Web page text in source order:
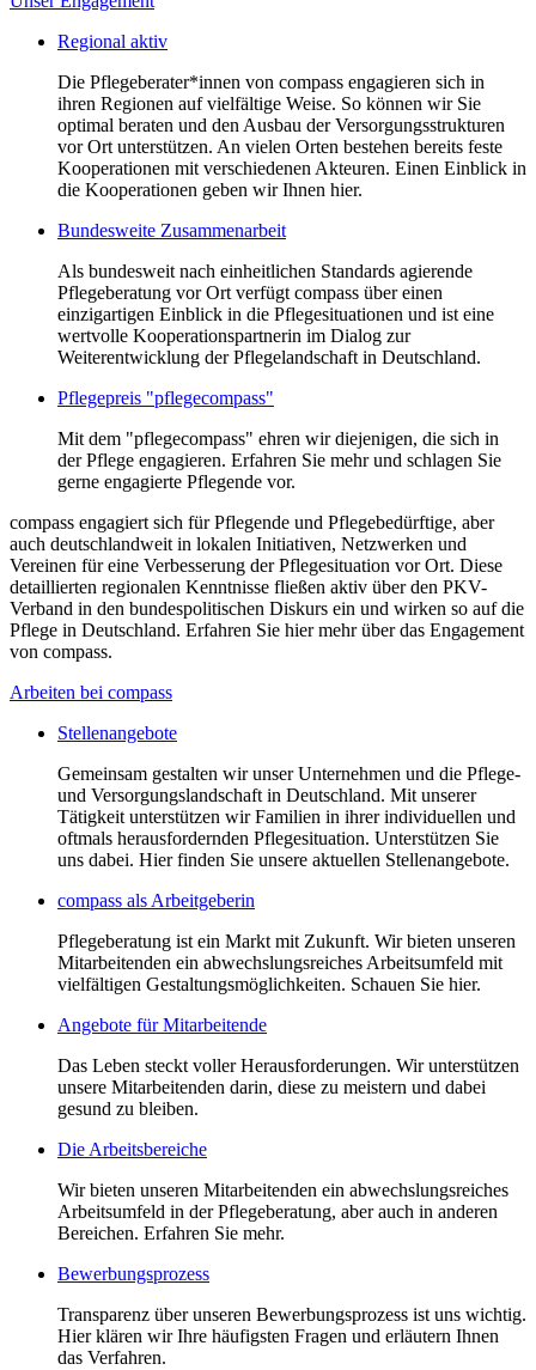
Regional aktiv
Die Pflegeberater*innen von compass engagieren sich in
ihren Regionen auf vielfältige Weise. So können wir Sie
optimal beraten und den Ausbau der Versorgungsstrukturen
vor Ort unterstützen. An vielen Orten bestehen bereits feste
Kooperationen mit verschiedenen Akteuren. Einen Einblick in
die Kooperationen geben wir Ihnen hier.
Bundesweite Zusammenarbeit
Als bundesweit nach einheitlichen Standards agierende
Pflegeberatung vor Ort verfügt compass über einen
einzigartigen Einblick in die Pflegesituationen und ist eine
wertvolle Kooperationspartnerin im Dialog zur
Weiterentwicklung der Pflegelandschaft in Deutschland.
Pflegepreis "pflegecompass"
Mit dem "pflegecompass" ehren wir diejenigen, die sich in
der Pflege engagieren. Erfahren Sie mehr und schlagen Sie
gerne engagierte Pflegende vor.
compass engagiert sich für Pflegende und Pflegebedürftige, aber
auch deutschlandweit in lokalen Initiativen, Netzwerken und
Vereinen für eine Verbesserung der Pflegesituation vor Ort. Diese
detaillierten regionalen Kenntnisse fließen aktiv über den PKV-
Verband in den bundespolitischen Diskurs ein und wirken so auf die
Pflege in Deutschland. Erfahren Sie hier mehr über das Engagement
von compass.
Arbeiten bei compass
Stellenangebote
Gemeinsam gestalten wir unser Unternehmen und die Pflege-
und Versorgungslandschaft in Deutschland. Mit unserer
Tätigkeit unterstützen wir Familien in ihrer individuellen und
oftmals herausfordernden Pflegesituation. Unterstützen Sie
uns dabei. Hier finden Sie unsere aktuellen Stellenangebote.
compass als Arbeitgeberin
Pflegeberatung ist ein Markt mit Zukunft. Wir bieten unseren
Mitarbeitenden ein abwechslungsreiches Arbeitsumfeld mit
vielfältigen Gestaltungsmöglichkeiten. Schauen Sie hier.
Angebote für Mitarbeitende
Das Leben steckt voller Herausforderungen. Wir unterstützen
unsere Mitarbeitenden darin, diese zu meistern und dabei
gesund zu bleiben.
Die Arbeitsbereiche
Wir bieten unseren Mitarbeitenden ein abwechslungsreiches
Arbeitsumfeld in der Pflegeberatung, aber auch in anderen
Bereichen. Erfahren Sie mehr.
Bewerbungsprozess
Transparenz über unseren Bewerbungsprozess ist uns wichtig.
Hier klären wir Ihre häufigsten Fragen und erläutern Ihnen
das Verfahren.